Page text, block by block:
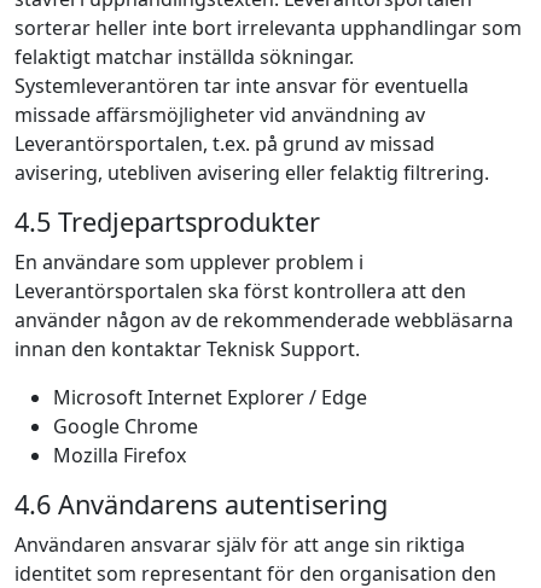
sorterar heller inte bort irrelevanta upphandlingar som
felaktigt matchar inställda sökningar.
Systemleverantören tar inte ansvar för eventuella
missade affärsmöjligheter vid användning av
Leverantörsportalen, t.ex. på grund av missad
avisering, utebliven avisering eller felaktig filtrering.
4.5 Tredjepartsprodukter
En användare som upplever problem i
Leverantörsportalen ska först kontrollera att den
använder någon av de rekommenderade webbläsarna
innan den kontaktar Teknisk Support.
Microsoft Internet Explorer / Edge
Google Chrome
Mozilla Firefox
4.6 Användarens autentisering
Användaren ansvarar själv för att ange sin riktiga
identitet som representant för den organisation den